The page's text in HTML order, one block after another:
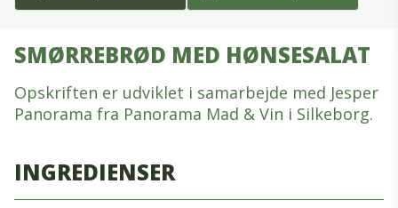
SMØRREBRØD MED HØNSESALAT
Opskriften er udviklet i samarbejde med Jesper
Panorama fra Panorama Mad & Vin i Silkeborg.
INGREDIENSER